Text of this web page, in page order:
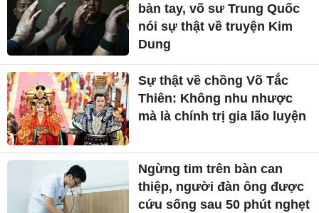
bàn tay, võ sư Trung Quốc
nói sự thật về truyện Kim
Dung
Sự thật về chồng Võ Tắc
Thiên: Không nhu nhược
mà là chính trị gia lão luyện
Ngừng tim trên bàn can
thiệp, người đàn ông được
cứu sống sau 50 phút nghẹt